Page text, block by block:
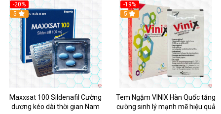
-20%
5
Maxxsat 100 Sildenafil Cường
dương kéo dài thời gian Nam
-19%
5
Tem Ngậm VINIX Hàn Quốc tăng
cường sinh lý mạnh mẽ hiệu quả